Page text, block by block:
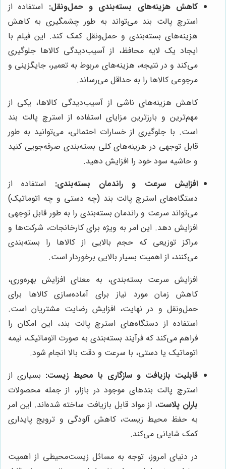
کاهش هزینه‌های بسته‌بندی و حمل‌ونقل: استفاده از
استرچ پالت بند می‌تواند به طور چشمگیری به کاهش
هزینه‌های بسته‌بندی و حمل‌ونقل کمک کند. این فیلم با
ایجاد یک لایه محافظ، از آسیب‌دیدگی کالاها جلوگیری
می‌کند و در نتیجه، هزینه‌های مربوط به تعمیر، جایگزینی و
مرجوعی کالاها را به حداقل می‌رساند.
کاهش هزینه‌های ناشی از آسیب‌دیدگی کالاها، یکی از
مهم‌ترین و بارزترین مزایای استفاده از استرچ پالت بند
است. با جلوگیری از خسارات احتمالی، می‌توانید به طور
قابل توجهی در هزینه‌های کلی بسته‌بندی صرفه‌جویی کنید
و حاشیه سود خود را افزایش دهید.
افزایش سرعت و راندمان بسته‌بندی: استفاده از
دستگاه‌های استرچ پالت بند (چه دستی و چه اتوماتیک)
می‌تواند سرعت و راندمان بسته‌بندی را به طور قابل توجهی
افزایش دهد. این امر به ویژه برای کارخانجات، شرکت‌ها و
مراکز توزیعی که حجم بالایی از کالاها را بسته‌بندی
می‌کنند، از اهمیت بسیار بالایی برخوردار است.
افزایش سرعت بسته‌بندی، به معنای افزایش بهره‌وری،
کاهش زمان مورد نیاز برای آماده‌سازی کالاها برای
حمل‌ونقل و در نهایت، افزایش رضایت مشتریان است.
استفاده از دستگاه‌های استرچ پالت بند، این امکان را
فراهم می‌کند که فرآیند بسته‌بندی به صورت اتوماتیک، نیمه
اتوماتیک یا دستی، با سرعت و دقت بالا انجام شود.
قابلیت بازیافت و سازگاری با محیط زیست: بسیاری از
استرچ پالت بندهای موجود در بازار، از جمله محصولات
باران پلاست، از مواد قابل بازیافت ساخته شده‌اند. این امر
به حفظ محیط زیست، کاهش آلودگی و ترویج پایداری
کمک شایانی می‌کند.
در دنیای امروز، توجه به مسائل زیست‌محیطی از اهمیت